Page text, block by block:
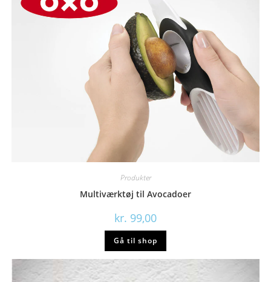
Produkter
Multiværktøj til Avocadoer
kr. 99,00
Gå til shop